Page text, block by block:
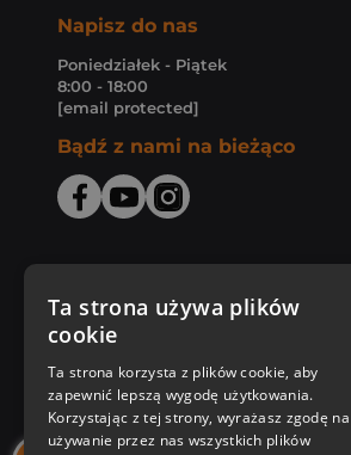
Napisz do nas
Poniedziałek - Piątek
8:00 - 18:00
[email protected]
Bądź z nami na bieżąco
Zakupy u nas
Nasza oferta
Ta strona używa plików
cookie
Ta strona korzysta z plików cookie, aby
zapewnić lepszą wygodę użytkowania.
Korzystając z tej strony, wyrażasz zgodę na
używanie przez nas wszystkich plików